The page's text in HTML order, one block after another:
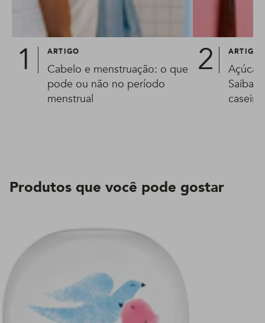
ARTIGO
Cabelo e menstruação: o que
pode ou não no período
menstrual
ARTIGO
Açúcar
Saiba
caseira
Produtos que você pode gostar